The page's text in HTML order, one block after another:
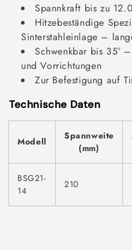
Spannkraft bis zu
Hitzebeständige
Sinterstahleinlage –
Schwenkbar bis 35°
und Vorrichtungen
Zur Befestigung auf
Technische Daten
Modell
Spannweite
(mm)
BSG21-
14
210